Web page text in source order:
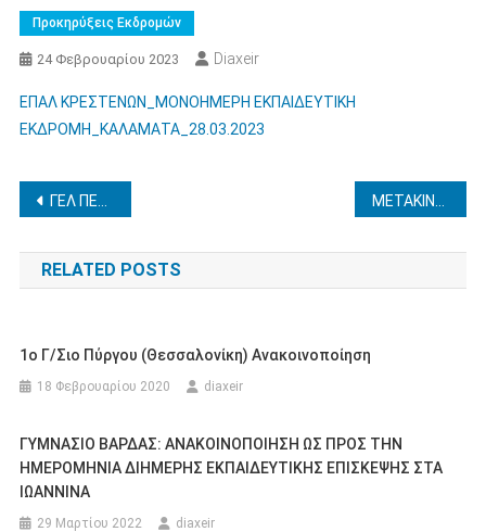
Προκηρύξεις Εκδρομών
24 Φεβρουαρίου 2023 Diaxeir
ΕΠΑΛ ΚΡΕΣΤΕΝΩΝ_ΜΟΝΟΗΜΕΡΗ ΕΚΠΑΙΔΕΥΤΙΚΗ
ΕΚΔΡΟΜΗ_ΚΑΛΑΜΑΤΑ_28.03.2023
Πλοήγηση
άρθρων
ΓΕΛ ΠΕΛΟΠΙΟΥ-ΕΚΠΑΙΔΕΥΤΙΚΗ ΕΠΙΣΚΕΨΗ ΣΤΗΝ ΚΕΡΚΥΡΑ ΑΠΟ 5 ΕΩΣ 8 ΑΠΡΙΛΙΟΥ 2023
RELATED POSTS
1ο Γ/σιο Πύργου (Θεσσαλονίκη) Ανακοινοποίηση
18 Φεβρουαρίου 2020 diaxeir
ΓΥΜΝΑΣΙΟ ΒΑΡΔΑΣ: ΑΝΑΚΟΙΝΟΠΟΙΗΣΗ ΩΣ ΠΡΟΣ ΤΗΝ
ΗΜΕΡΟΜΗΝΙΑ ΔΙΗΜΕΡΗΣ ΕΚΠΑΙΔΕΥΤΙΚΗΣ ΕΠΙΣΚΕΨΗΣ ΣΤΑ
ΙΩΑΝΝΙΝΑ
29 Μαρτίου 2022 diaxeir